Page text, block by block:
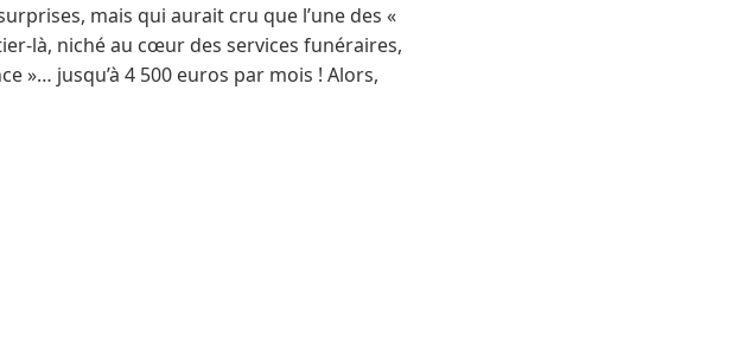
mais qui aurait cru que l’une des «
là, niché au cœur des services funéraires,
»… jusqu’à 4 500 euros par mois ! Alors,